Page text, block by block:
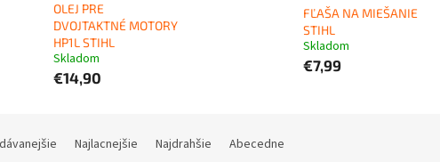
OLEJ PRE
DVOJTAKTNÉ MOTORY
HP1L STIHL
Skladom
€14,90
FĽAŠA NA MIEŠANIE
STIHL
Skladom
€7,99
Najlacnejšie Najdrahšie Abecedne